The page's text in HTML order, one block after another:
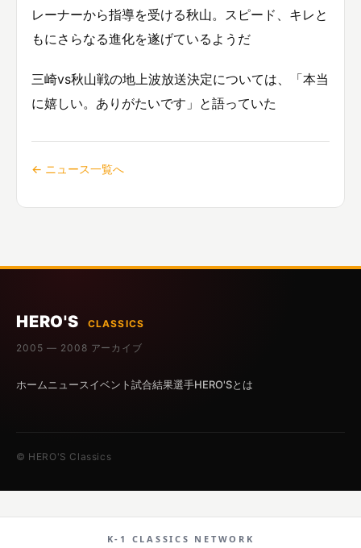
レーナーから指導を受ける秋山。スピード、キレと
もにさらなる進化を遂げているようだ
三崎vs秋山戦の地上波放送決定については、「本当
に嬉しい。ありがたいです」と語っていた
← ニュース一覧へ
HERO'S
CLASSICS
2005 — 2008 アーカイブ
ホームニュースイベント試合結果選手HERO'Sとは
© HERO'S Classics
K-1 CLASSICS NETWORK